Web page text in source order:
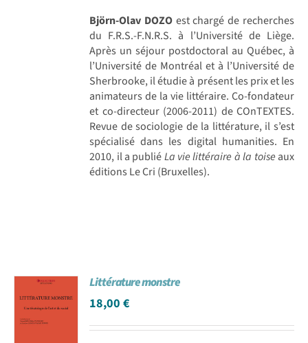
Björn-Olav DOZOest chargé de recherches
du F.R.S.-F.N.R.S. à l’Université de Liège.
Après un séjour postdoctoral au Québec, à
l’Université de Montréal et à l’Université de
Sherbrooke, il étudie à présent les prix et les
animateurs de la vie littéraire. Co-fondateur
et co-directeur (2006-2011) de COnTEXTES.
Revue de sociologie de la littérature, il s’est
spécialisé dans les digital humanities. En
2010, il a publiéLa vie littéraire à la toise aux
éditions Le Cri (Bruxelles).
Littérature monstre
18,00€